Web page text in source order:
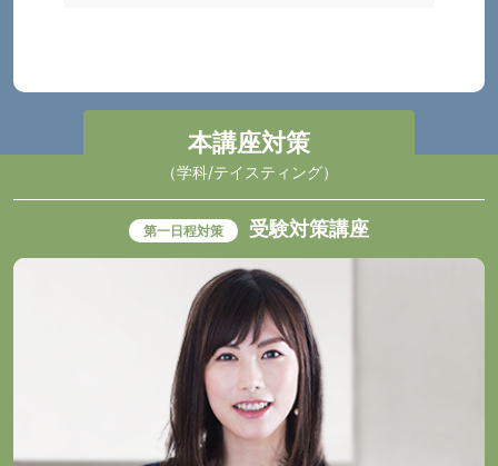
本講座対策
（学科/テイスティング）
第一日程対策 受験対策講座